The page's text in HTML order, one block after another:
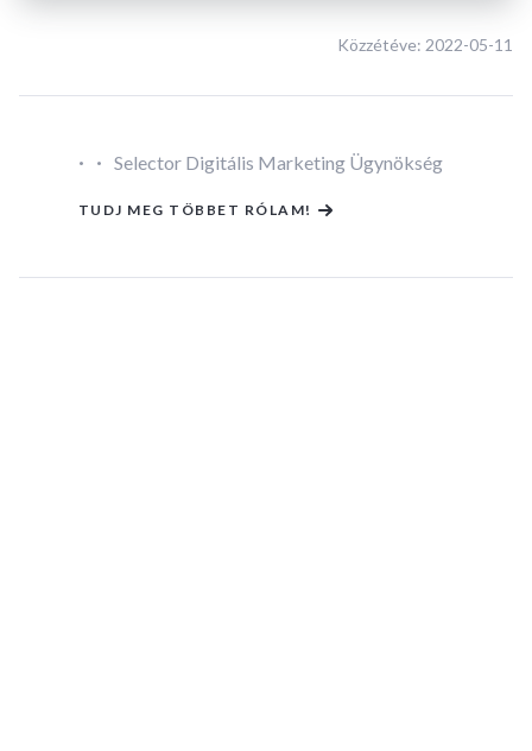
Közzétéve: 2022-05-11
· · Selector Digitális Marketing Ügynökség
TUDJ MEG TÖBBET RÓLAM!